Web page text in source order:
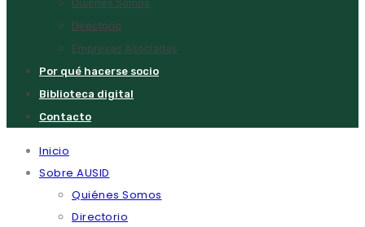
Quiénes Somos
Directorio
Empresas Asociadas
Por qué hacerse socio
Biblioteca digital
Contacto
Inicio
Sobre AUSID
Quiénes Somos
Directorio